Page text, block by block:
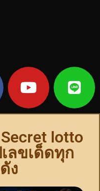
lotto
ลขเด็ดทุก
ง